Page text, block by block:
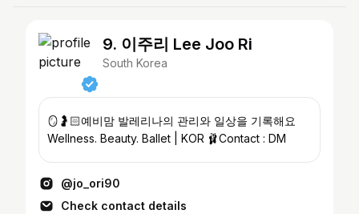
9. 이주리 Lee Joo Ri
South Korea
🪞🤰🏻예비맘 발레리나의 관리와 일상을 기록해요
Wellness. Beauty. Ballet | KOR 🩰Contact : DM
@jo_ori90
Check contact details